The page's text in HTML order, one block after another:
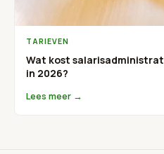
TARIEVEN
Wat kost
in 2026?
Lees meer →